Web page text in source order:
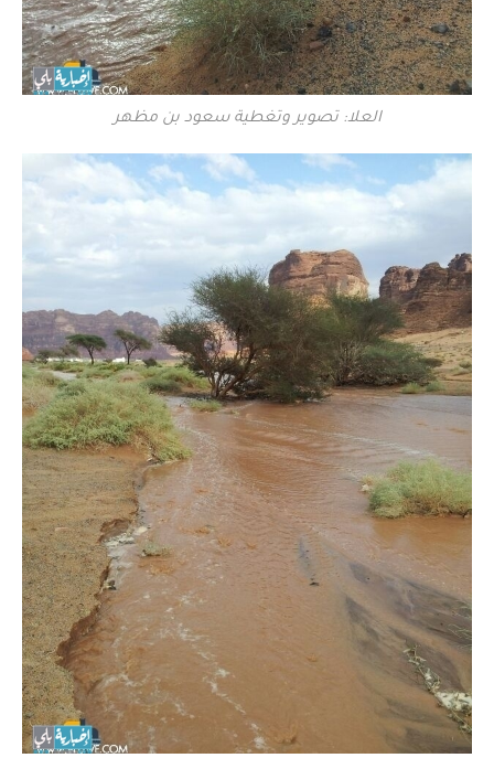
العلا: تصوير وتغطية سعود بن مظهر